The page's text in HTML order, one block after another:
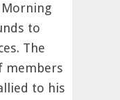
to
The
members
to his